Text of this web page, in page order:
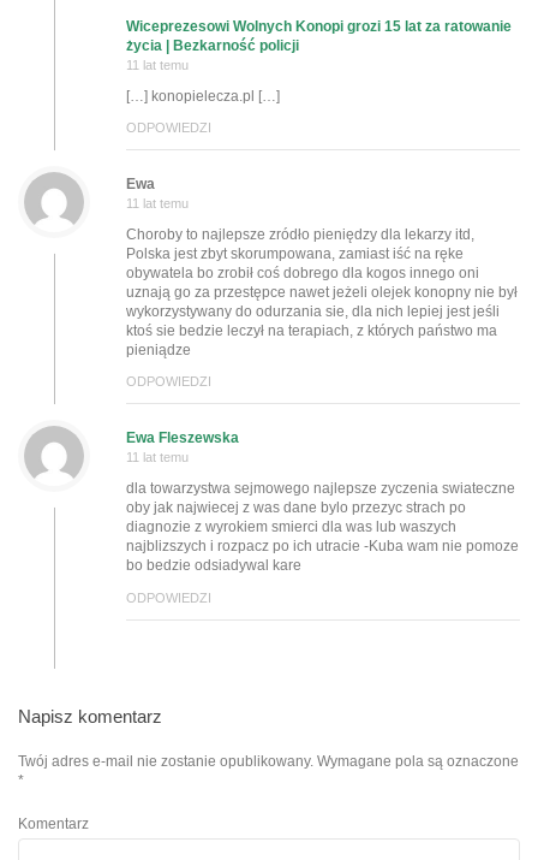
Wiceprezesowi Wolnych Konopi grozi 15 lat za ratowanie
życia | Bezkarność policji
11 lat temu
[…] konopielecza.pl […]
ODPOWIEDZI
Ewa
11 lat temu
Choroby to najlepsze zródło pieniędzy dla lekarzy itd,
Polska jest zbyt skorumpowana, zamiast iść na ręke
obywatela bo zrobił coś dobrego dla kogos innego oni
uznają go za przestępce nawet jeżeli olejek konopny nie był
wykorzystywany do odurzania sie, dla nich lepiej jest jeśli
ktoś sie bedzie leczył na terapiach, z których państwo ma
pieniądze
ODPOWIEDZI
Ewa Fleszewska
11 lat temu
dla towarzystwa sejmowego najlepsze zyczenia swiateczne
oby jak najwiecej z was dane bylo przezyc strach po
diagnozie z wyrokiem smierci dla was lub waszych
najblizszych i rozpacz po ich utracie -Kuba wam nie pomoze
bo bedzie odsiadywal kare
ODPOWIEDZI
Napisz komentarz
Twój adres e-mail nie zostanie opublikowany. Wymagane pola są oznaczone
*
Komentarz